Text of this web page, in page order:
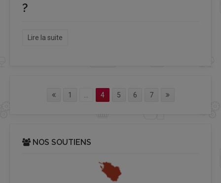
?
Lire la suite
1 4 5 6 7
NOS SOUTIENS